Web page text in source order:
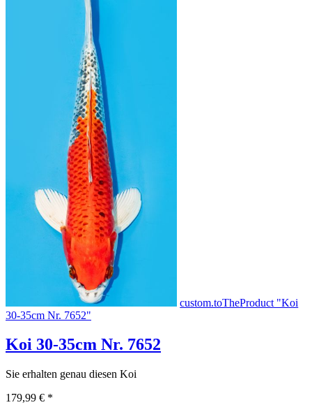
custom.toTheProduct "Koi
30-35cm Nr. 7652"
Koi 30-35cm Nr. 7652
Sie erhalten genau diesen Koi
179,99 € *